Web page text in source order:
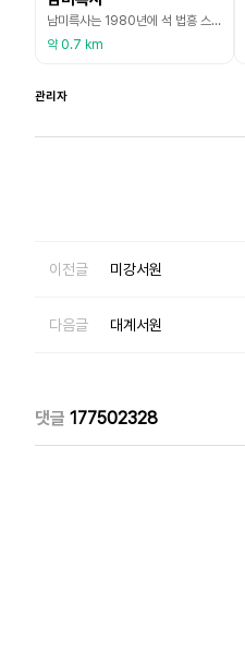
남미륵사는 1980년에 석 법흥 스님이 창건하였다. 이후 법흥스님이 38년 동안 새로운 건물을 중창하고, 꽃과 나무로 사찰 안팎을 가꾸어 현재의 웅장하고도 아름다운 경관을 갖게 되었다. 현재 남미륵사에는 높이 36m, 둘레 32m의 동양 최대 규모의 황동 아미타불 불상이 있는 도량으로 유명하다. 아미타부처님은 서방정토에 머물면서 중생들을 극락으로 이끌어주는 부처님이다. 무량한 수명을 가졌다 하여 무량수불 (無量壽佛), 한량없는 광명을 지녔다하여 무량광불
약 0.7 km
관리자
이전글 미강서원
다음글 대계서원
댓글 177502328